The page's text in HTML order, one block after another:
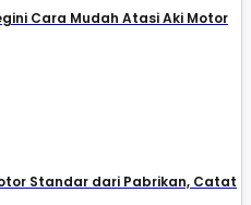
Cara Mudah Atasi Aki Motor
Standar dari Pabrikan, Catat